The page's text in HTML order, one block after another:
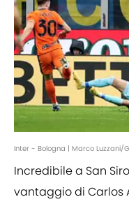
Inter - Bologna | Marco Luzzani/
Incredibile a San
vantaggio di Carlos